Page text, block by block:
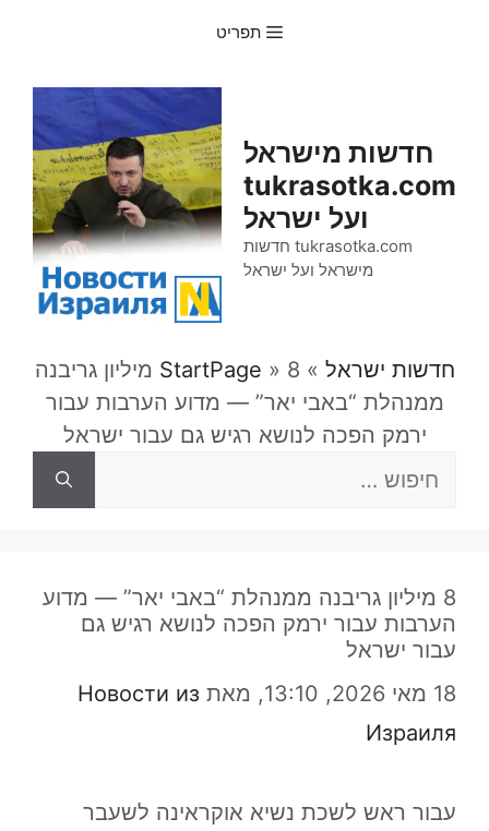
תפריט
חדשות מישראל
tukrasotka.com
ועל ישראל
tukrasotka.com חדשות
מישראל ועל ישראל
חדשות ישראל »
StartPage »
8 מיליון גריבנה
ממנהלת “באבי יאר” — מדוע הערבות עבור
ירמק הפכה לנושא רגיש גם עבור ישראל
8 מיליון גריבנה ממנהלת “באבי יאר” — מדוע
הערבות עבור ירמק הפכה לנושא רגיש גם
עבור ישראל
18 מאי 2026, 13:10,
מאת Новости из
Израиля
עבור ראש לשכת נשיא אוקראינה לשעבר